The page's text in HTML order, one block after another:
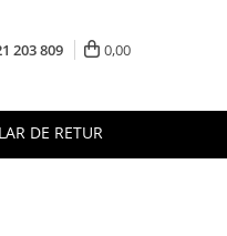
203 809 0,00
DE RETUR